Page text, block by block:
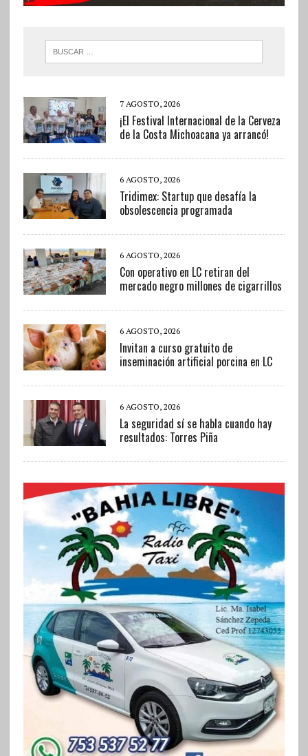
7 AGOSTO, 2026
¡El Festival Internacional de la Cerveza
de la Costa Michoacana ya arrancó!
6 AGOSTO, 2026
Tridimex: Startup que desafía la
obsolescencia programada
6 AGOSTO, 2026
Con operativo en LC retiran del
mercado negro millones de cigarrillos
6 AGOSTO, 2026
Invitan a curso gratuito de
inseminación artificial porcina en LC
6 AGOSTO, 2026
La seguridad sí se habla cuando hay
resultados: Torres Piña